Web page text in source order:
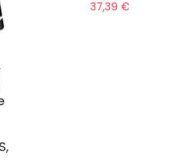
37,39 €